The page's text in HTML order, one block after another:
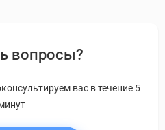
вопросы?
вас в течение 5